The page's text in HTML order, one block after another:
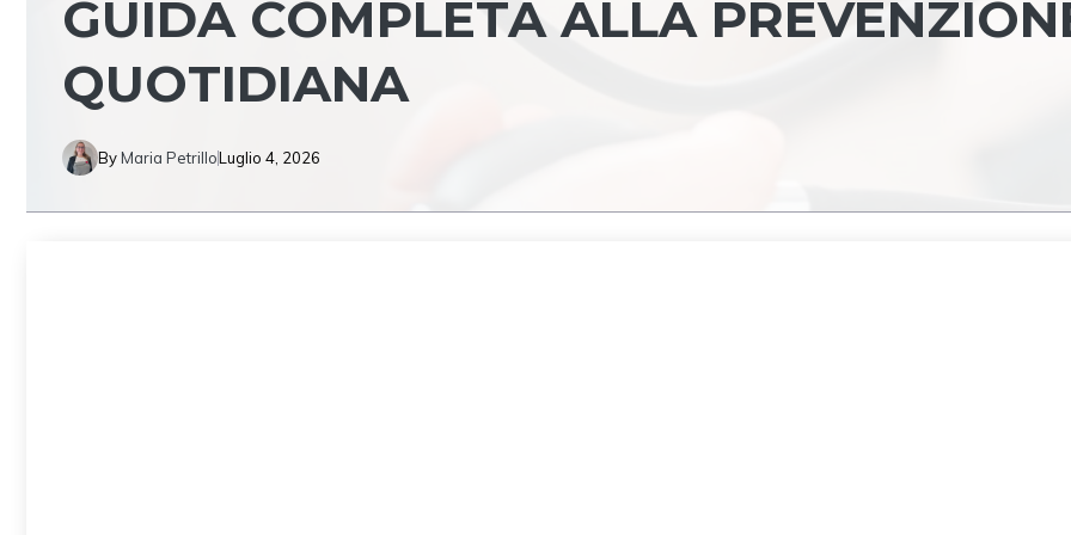
GUIDA COMPLETA ALLA
QUOTIDIANA
ByMaria PetrilloLuglio 4, 2026